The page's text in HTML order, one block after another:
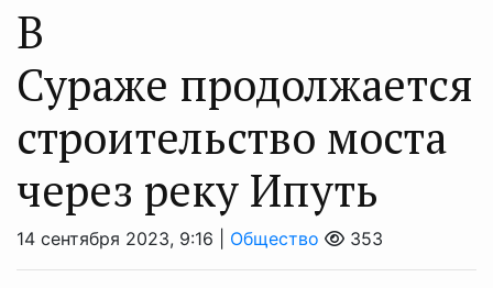
В
Сураже продолжается
строительство моста
через реку Ипуть
14 сентября 2023, 9:16 | Общество 353